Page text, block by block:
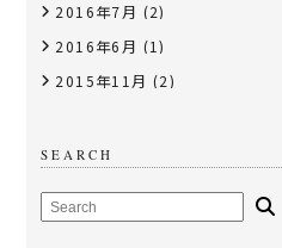
2016年7月 (2)
2016年6月 (1)
2015年11月 (2)
SEARCH